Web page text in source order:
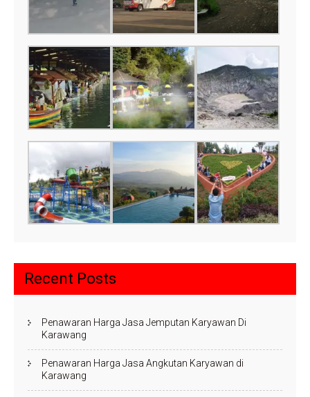
Recent Posts
Penawaran Harga Jasa Jemputan Karyawan Di
Karawang
Penawaran Harga Jasa Angkutan Karyawan di
Karawang